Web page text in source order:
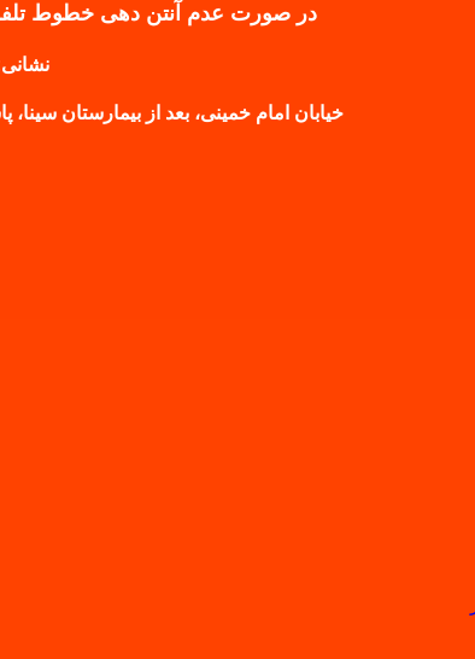
در صورت عدم آنتن دهی خطوط
خیابان امام خمینی، بعد از بیمارستان سینا،